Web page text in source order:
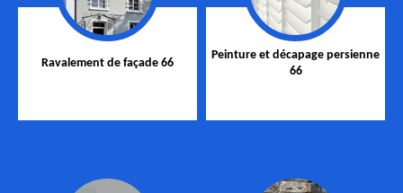
Ravalement de façade 66
Peinture et décapage persienne
66